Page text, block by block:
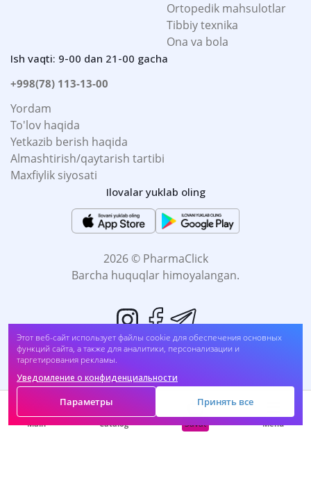
Этот веб-сайт использует файлы cookie для обеспечения основных
функций сайта, а также для аналитики, персонализации и
таргетирования рекламы.
Уведомление о конфиденциальности
Параметры Принять все
Ortopedik mahsulotlar
Tibbiy texnika
Ona va bola
Ish vaqti: 9-00 dan 21-00 gacha
+998(78) 113-13-00
Yordam
To'lov haqida
Yetkazib berish haqida
Almashtirish/qaytarish tartibi
Maxfiylik siyosati
Ilovalar yuklab oling
2026 © PharmaClick
Barcha huquqlar himoyalangan.
Main Catalog Savat Menu